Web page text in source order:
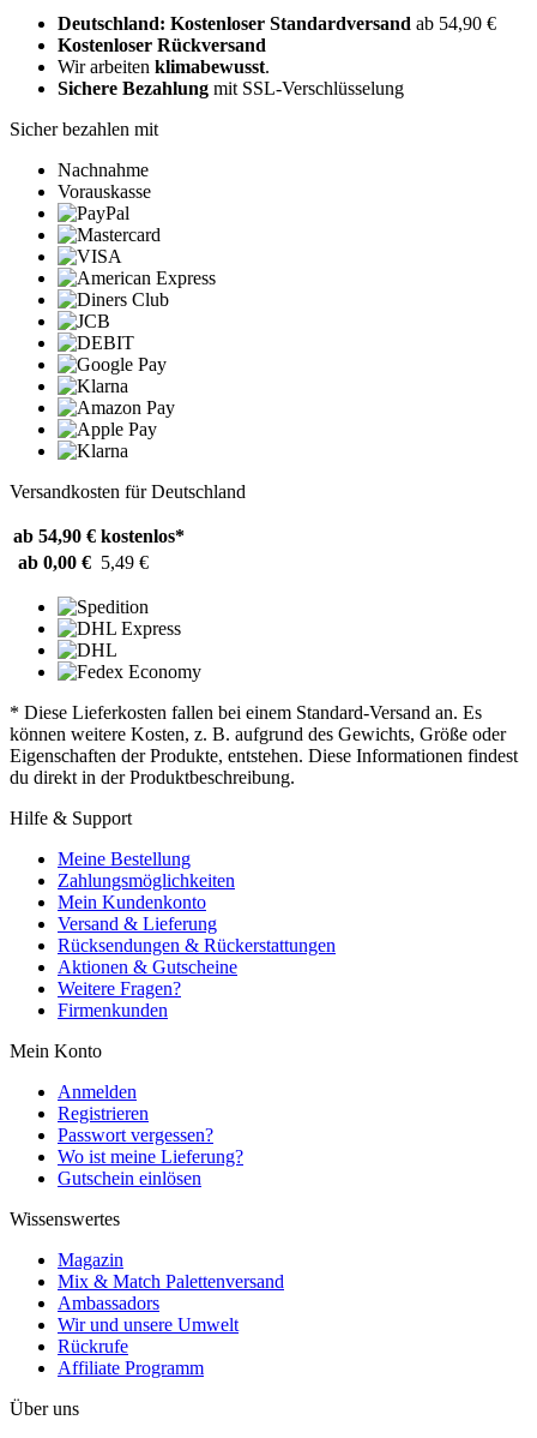
Deutschland: Kostenloser Standardversand ab 54,90 €
Kostenloser Rückversand
Wir arbeiten klimabewusst.
Sichere Bezahlung mit SSL-Verschlüsselung
Sicher bezahlen mit
Nachnahme
Vorauskasse
Versandkosten für Deutschland
ab 54,90 € kostenlos*
ab 0,00 € 5,49 €
* Diese Lieferkosten fallen bei einem Standard-Versand an. Es
können weitere Kosten, z. B. aufgrund des Gewichts, Größe oder
Eigenschaften der Produkte, entstehen. Diese Informationen findest
du direkt in der Produktbeschreibung.
Hilfe & Support
Meine Bestellung
Zahlungsmöglichkeiten
Mein Kundenkonto
Versand & Lieferung
Rücksendungen & Rückerstattungen
Aktionen & Gutscheine
Weitere Fragen?
Firmenkunden
Mein Konto
Anmelden
Registrieren
Passwort vergessen?
Wo ist meine Lieferung?
Gutschein einlösen
Wissenswertes
Magazin
Mix & Match Palettenversand
Ambassadors
Wir und unsere Umwelt
Rückrufe
Affiliate Programm
Über uns